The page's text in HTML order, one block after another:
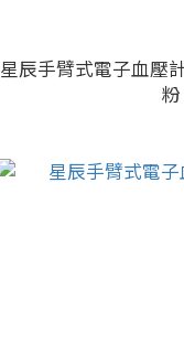
星辰手臂式電子血壓
粉